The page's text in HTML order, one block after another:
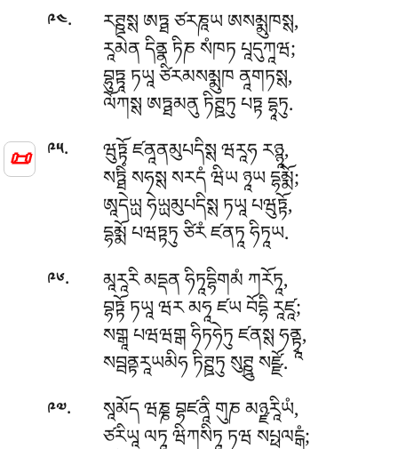
📜
༩༤. རཊྛསྶ ཨཏྠ ཙརཎཱཡ ཨསམྨུཁསྶ,
རཱམེན དིནྣ ཏིཎ སཾཁཏ པཱདུཀཱཝ;
བྷུཏྟཱ ཏཡཱ ཙིརམསམྨུཁ ནཱགཏསྶ,
ལོཀསྶ ཨཏྠམནུ ཏིཊྛཏུ པཏྟ དྷཱཏུ.
༩༥. ཝུཏྟོ ཛནཱནམུཔདིསྶ ཝརཱཧ རཉྙཱ,
སཏྠིཾ སཧསྶ སརདཾ ཝིཡ ཉཱཡ དྷམྨོ;
ཨཱདེཡྻ ཧེཡྻམུཔདིསྶ ཏཡཱ པཝུཏྟོ,
དྷམྨོ པཝཏྟཏུ ཙིརཾ ཛནཏཱ ཧིཏཱཡ.
༩༦. མཱརཱརི མདྡན ཧིཏཱདྷིགམཾ ཀརོཏཱ,
བྷཏྟོ ཏཡཱ ཝར མཧཱ ཛཡ བོདྷི རཱཛཱ;
སགྒཱ པཝཝགྒ ཧིཏཧེཏུ ཛནསྶ ཧནྟྭཱ,
སབྦནྟརཱཡམིཧ ཏིཊྛཏུ སུཊྛུ སཛྫོ.
༩༧. སཱམོད ཝཎྞ བྷཛནཱི གུཎ མཉྫརཱིཡཾ,